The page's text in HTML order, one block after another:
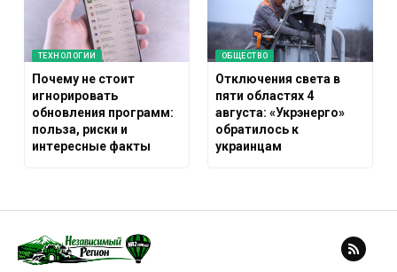
ТЕХНОЛОГИИ
Почему не стоит
игнорировать
обновления программ:
польза, риски и
интересные факты
ОБЩЕСТВО
Отключения света в
пяти областях 4
августа: «Укрэнерго»
обратилось к
украинцам